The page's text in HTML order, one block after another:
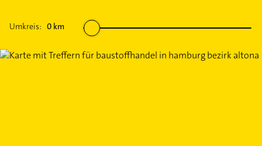
Umkreis: 0 km